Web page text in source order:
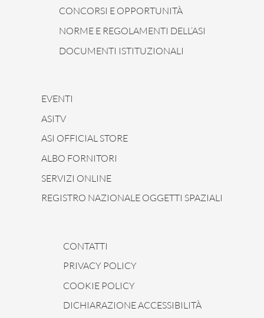
CONCORSI E OPPORTUNITÀ
NORME E REGOLAMENTI DELL’ASI
DOCUMENTI ISTITUZIONALI
EVENTI
ASITV
ASI OFFICIAL STORE
ALBO FORNITORI
SERVIZI ONLINE
REGISTRO NAZIONALE OGGETTI SPAZIALI
CONTATTI
PRIVACY POLICY
COOKIE POLICY
DICHIARAZIONE ACCESSIBILITÀ